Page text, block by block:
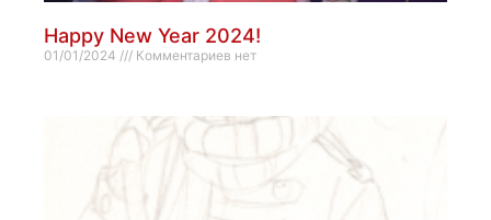
Happy New Year 2024!
01/01/2024 Комментариев нет